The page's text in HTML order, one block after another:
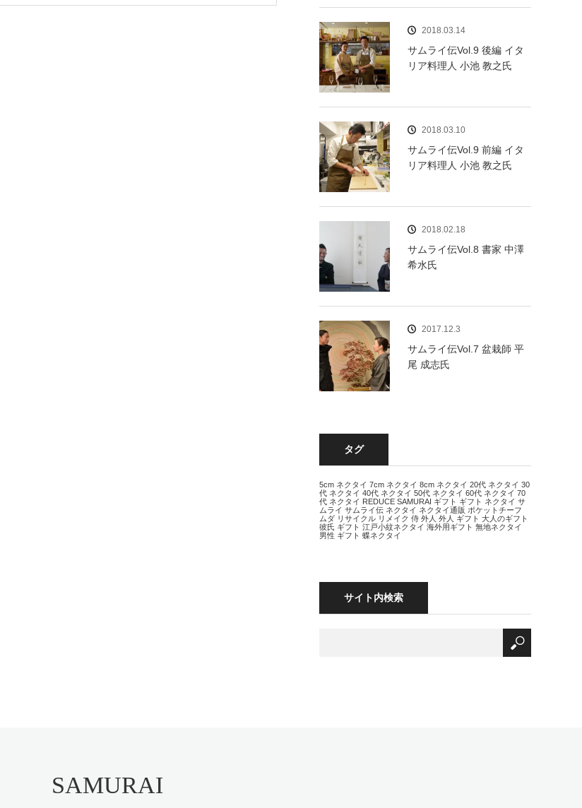
2018.03.14
サムライ伝Vol.9 後編 イタ
リア料理人 小池 教之氏
2018.03.10
サムライ伝Vol.9 前編 イタ
リア料理人 小池 教之氏
2018.02.18
サムライ伝Vol.8 書家 中澤
希水氏
2017.12.3
サムライ伝Vol.7 盆栽師 平
尾 成志氏
タグ
5cm ネクタイ 7cm ネクタイ 8cm ネクタイ 20代 ネクタイ 30
代 ネクタイ 40代 ネクタイ 50代 ネクタイ 60代 ネクタイ 70
代 ネクタイ REDUCE SAMURAI ギフト ギフト ネクタイ サ
ムライ サムライ伝 ネクタイ ネクタイ通販 ポケットチーフ
ムダ リサイクル リメイク 侍 外人 外人 ギフト 大人のギフト
彼氏 ギフト 江戸小紋ネクタイ 海外用ギフト 無地ネクタイ
男性 ギフト 蝶ネクタイ
サイト内検索
SAMURAI